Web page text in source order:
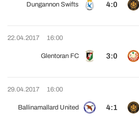
Dungannon Swifts 4:0
22.04.2017 16:00
Glentoran FC 3:0
29.04.2017 16:00
Ballinamallard United 4:1